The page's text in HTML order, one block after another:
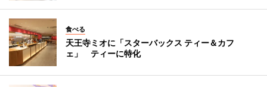
食べる
天王寺ミオに「スターバックス ティー＆カフ
ェ」 ティーに特化